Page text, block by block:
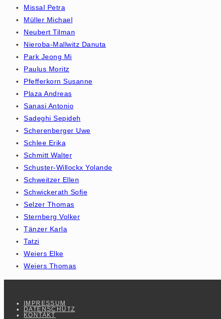
Missal Petra
Müller Michael
Neubert Tilman
Nieroba-Mallwitz Danuta
Park Jeong Mi
Paulus Moritz
Pfefferkorn Susanne
Plaza Andreas
Sanasi Antonio
Sadeghi Sepideh
Scherenberger Uwe
Schlee Erika
Schmitt Walter
Schuster-Willockx Yolande
Schweitzer Ellen
Schwickerath Sofie
Selzer Thomas
Sternberg Volker
Tänzer Karla
Tatzi
Weiers Elke
Weiers Thomas
IMPRESSUM
DATENSCHUTZ
KONTAKT